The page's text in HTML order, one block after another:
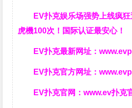
EV扑克娱乐场强势上线疯
虎機100次！国际认证最安心！
EV扑克最新网址：
EV扑克官方网址：
EV扑克官网：www.ev扑克